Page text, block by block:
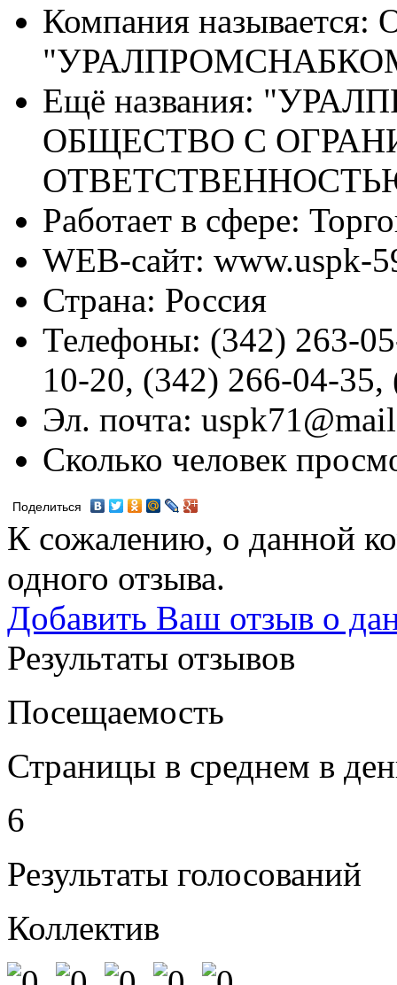
Компания называется:
Ещё названия:
ОБЩЕСТВО С
Работает в сфере:
WEB-сайт: www.uspk-
Страна: Россия
Телефоны: (342) 263-
10-20, (342) 266-04-
Эл. почта:
Сколько человек
Поделиться
К сожалению, о данной
одного отзыва.
Добавить Ваш отзыв о
Результаты отзывов
Посещаемость
Страницы в среднем в
6
Результаты голосований
Коллектив